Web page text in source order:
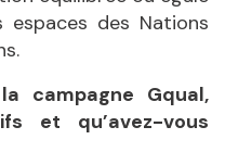
espaces des Nations
campagne Gqual,
et qu’avez-vous